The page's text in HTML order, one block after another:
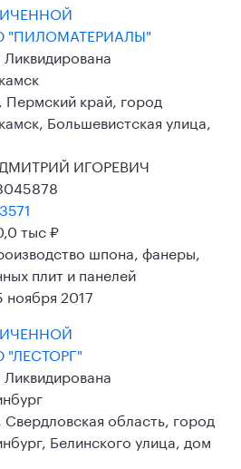
"ПИЛОМАТЕРИАЛЫ"
Ликвидирована
Пермский край, город
Большевистская улица,
ИГОРЕВИЧ
тыс ₽
шпона, фанеры,
плит и панелей
ноября 2017
Ликвидирована
область, город
Белинского улица, дом